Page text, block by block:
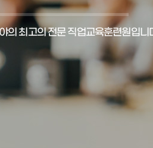
의 최고의 전문 직업교육훈련원입니